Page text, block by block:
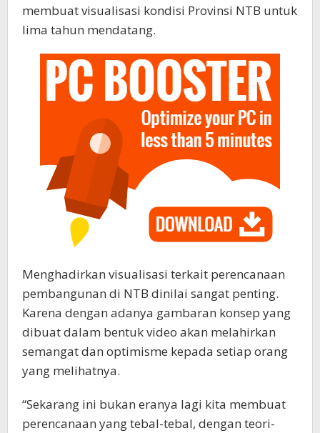
membuat visualisasi kondisi Provinsi NTB untuk
lima tahun mendatang.
Menghadirkan visualisasi terkait perencanaan
pembangunan di NTB dinilai sangat penting.
Karena dengan adanya gambaran konsep yang
dibuat dalam bentuk video akan melahirkan
semangat dan optimisme kepada setiap orang
yang melihatnya.
“Sekarang ini bukan eranya lagi kita membuat
perencanaan yang tebal-tebal, dengan teori-